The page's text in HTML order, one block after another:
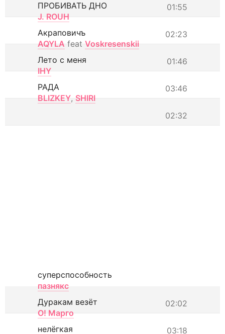
01:55
ПРОБИВАТЬ ДНО
J. ROUH
02:23
Акраповичъ
AQYLA feat Voskresenskii
01:46
Лето с меня
IHY
03:46
РАДА
BLIZKEY, SHIRI
02:32
суперспособность
пазнякс
02:02
Дуракам везёт
О! Марго
03:18
нелёгкая